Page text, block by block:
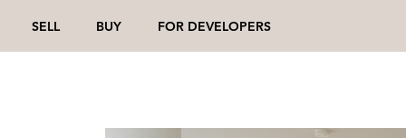
SELL BUY FOR DEVELOPERS